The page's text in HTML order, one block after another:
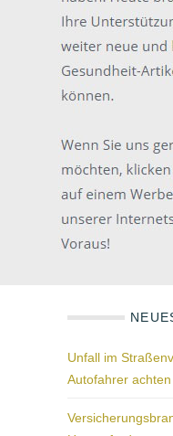
Unfall im
Autofahrer achten